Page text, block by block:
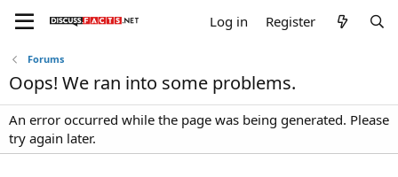
Log in Register
Forums
Oops! We ran into some problems.
An error occurred while the page was being generated. Please
try again later.